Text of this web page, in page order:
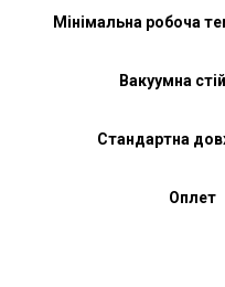
Мінімальна робоча
Вакуумна
Стандартна
Оплет